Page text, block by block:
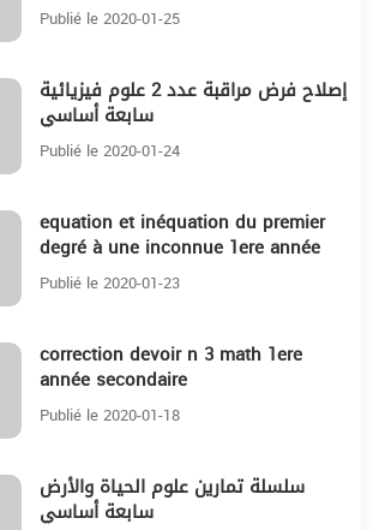
Publié le 2020-01-25
إصلاح فرض مراقبة عدد 2 علوم فيزيائية
سابعة أساسي
Publié le 2020-01-24
equation et inéquation du premier
degré à une inconnue 1ere année
Publié le 2020-01-23
correction devoir n 3 math 1ere
année secondaire
Publié le 2020-01-18
سلسلة تمارين علوم الحياة والأرض
سابعة أساسي